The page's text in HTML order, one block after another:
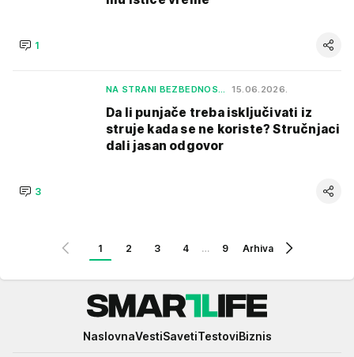
1
NA STRANI BEZBEDNOS… 15.06.2026.
Da li punjače treba isključivati iz
struje kada se ne koriste? Stručnjaci
dali jasan odgovor
3
1 2 3 4 … 9 Arhiva
NaslovnaVestiSavetiTestoviBiznis